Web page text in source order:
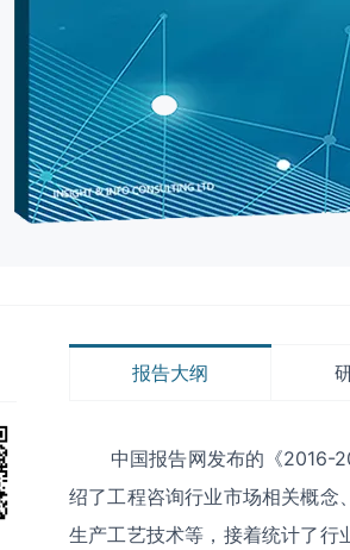
报告大纲
中国报告网发布的《2016-
绍了工程咨询行业市场相关概念
生产工艺技术等，接着统计了行